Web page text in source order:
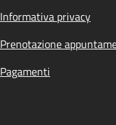
Informativa privacy
Prenotazione
Pagamenti